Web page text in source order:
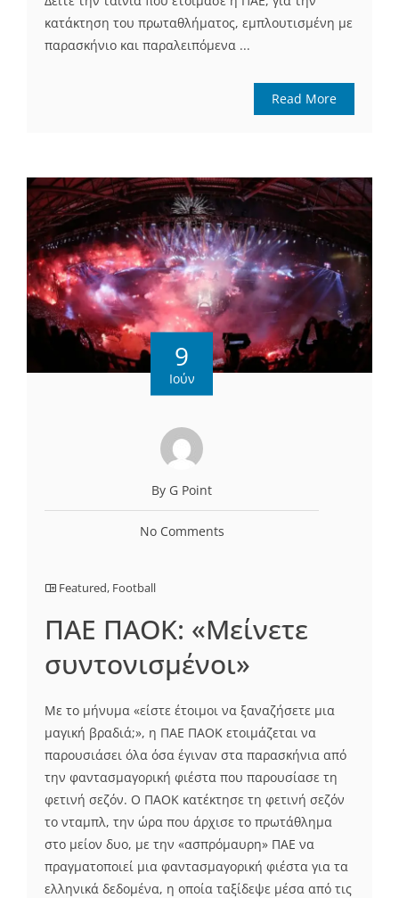
κατάκτηση του πρωταθλήματος, εμπλουτισμένη με
παρασκήνιο και παραλειπόμενα ...
Read More
9
Ιούν
By G Point
No Comments
Featured, Football
ΠΑΕ ΠΑΟΚ: «Μείνετε
συντονισμένοι»
Με το μήνυμα «είστε έτοιμοι να ξαναζήσετε μια
μαγική βραδιά;», η ΠΑΕ ΠΑΟΚ ετοιμάζεται να
παρουσιάσει όλα όσα έγιναν στα παρασκήνια από
την φαντασμαγορική φιέστα που παρουσίασε τη
φετινή σεζόν. Ο ΠΑΟΚ κατέκτησε τη φετινή σεζόν
το νταμπλ, την ώρα που άρχισε το πρωτάθλημα
στο μείον δυο, με την «ασπρόμαυρη» ΠΑΕ να
πραγματοποιεί μια φαντασμαγορική φιέστα για τα
ελληνικά δεδομένα, η οποία ταξίδεψε μέσα από τις